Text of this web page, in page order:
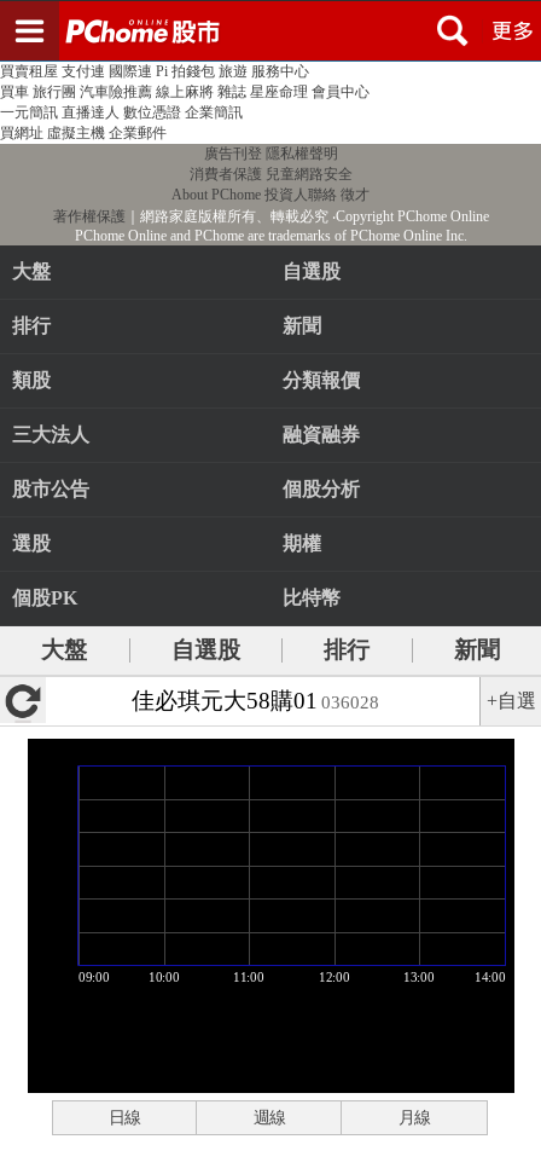
PChome首頁 線上購物 24h購物 書店
買賣租屋 支付連 國際連 Pi 拍錢包 旅遊 服務中心
買車 旅行團 汽車險推薦 線上麻將 雜誌 星座命理 會員中心
一元簡訊 直播達人 數位憑證 企業簡訊
買網址 虛擬主機 企業郵件
廣告刊登 隱私權聲明
消費者保護 兒童網路安全
About PChome 投資人聯絡 徵才
著作權保護 ｜網路家庭版權所有、轉載必究‧Copyright PChome Online
PChome Online and PChome are trademarks of PChome Online Inc.
大盤 自選股
排行 新聞
類股 分類報價
三大法人 融資融券
股市公告 個股分析
選股 期權
個股PK 比特幣
大盤 自選股 排行
新聞
佳必琪元大58購01 036028 +自選
日線 週線 月線